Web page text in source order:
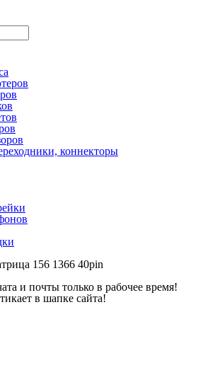
коннекторы
156 1366 40pin
и почты только в рабочее время!
в шапке сайта!